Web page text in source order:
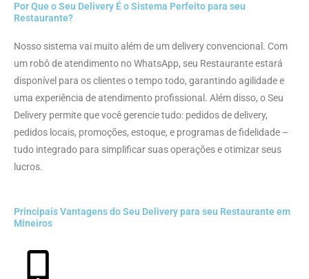
Por Que o Seu Delivery É o Sistema Perfeito para seu
Restaurante?
Nosso sistema vai muito além de um delivery convencional. Com
um robô de atendimento no WhatsApp, seu Restaurante estará
disponível para os clientes o tempo todo, garantindo agilidade e
uma experiência de atendimento profissional. Além disso, o Seu
Delivery permite que você gerencie tudo: pedidos de delivery,
pedidos locais, promoções, estoque, e programas de fidelidade –
tudo integrado para simplificar suas operações e otimizar seus
lucros.
Principais Vantagens do Seu Delivery para seu Restaurante em
Mineiros